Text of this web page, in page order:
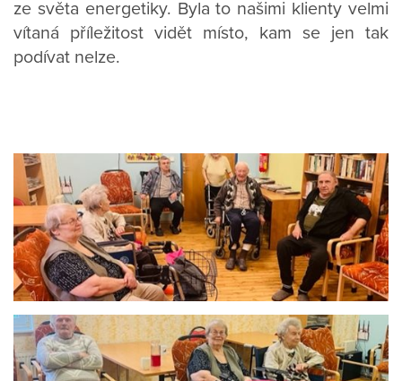
ze světa energetiky. Byla to našimi klienty velmi
vítaná příležitost vidět místo, kam se jen tak
podívat nelze.